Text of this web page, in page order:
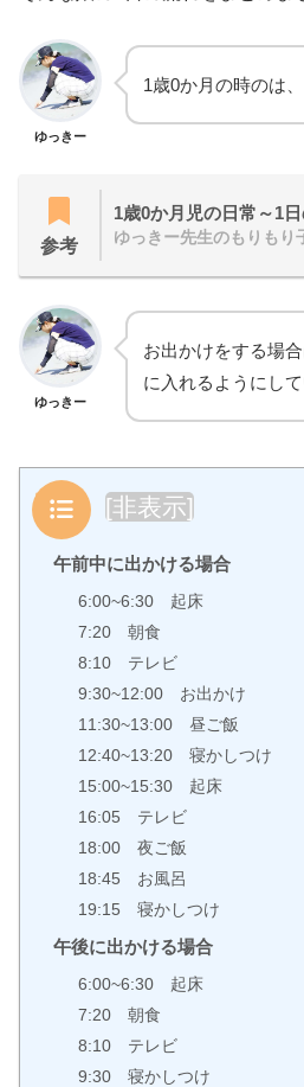
ゆっきー
1歳0か月の時のは
参考
1歳0か月児の日常～1
ゆっきー先生のもりもり
ゆっきー
お出かけをする場
に入れるようにして
目次 [非表示]
午前中に出かける場合
6:00~6:30 起床
7:20 朝食
8:10 テレビ
9:30~12:00 お出かけ
11:30~13:00 昼ご飯
12:40~13:20 寝かしつけ
15:00~15:30 起床
16:05 テレビ
18:00 夜ご飯
18:45 お風呂
19:15 寝かしつけ
午後に出かける場合
6:00~6:30 起床
7:20 朝食
8:10 テレビ
9:30 寝かしつけ